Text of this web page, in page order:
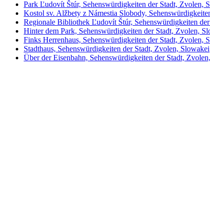
Park Ľudovít Štúr, Sehenswürdigkeiten der Stadt, Zvolen,
Kostol sv. Alžbety z Námestia Slobody,
Regionale Bibliothek Ľudovít Štúr, Sehenswürdigkeiten
Hinter dem Park, Sehenswürdigkeiten der Stadt, Zvolen,
Finks Herrenhaus, Sehenswürdigkeiten der Stadt, Zvolen,
Stadthaus, Sehenswürdigkeiten der Stadt, Zvolen, Slowakei
Über der Eisenbahn, Sehenswürdigkeiten der Stadt,